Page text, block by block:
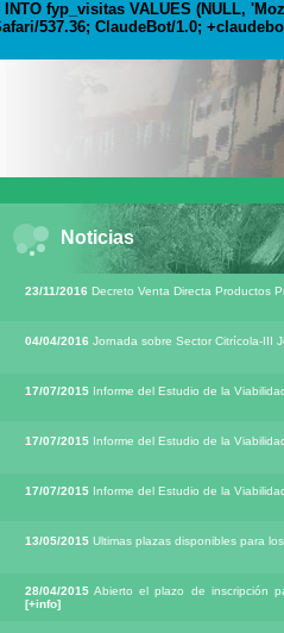
INTO fyp_visitas VALUES (NULL,
537.36; ClaudeBot/1.0;
Noticias
23/11/2016 Decreto Venta Directa Productos
04/04/2016 Jornada sobre Sector Citrícola-III
17/07/2015 Informe del Estudio de la
17/07/2015 Informe del Estudio de la
17/07/2015 Informe del Estudio de la
13/05/2015 Ultimas plazas disponibles para
28/04/2015 Abierto el plazo de inscripción
[+info]